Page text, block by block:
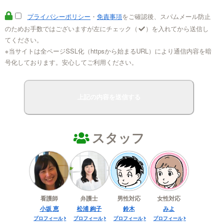
プライバシーポリシー ・ 免責事項をご確認後、スパムメール防止
のためお手数ではございますが左にチェック（
）を入れてから送信し
てください。
※当サイトは全ページSSL化（httpsから始まるURL）により通信内容を暗
号化しております。安心してご利用ください。
スタッフ
看護師
小坂 恵
プロフィール
弁護士
松浦 絢子
プロフィール
男性対応
鈴木
プロフィール
女性対応
みよ
プロフィール